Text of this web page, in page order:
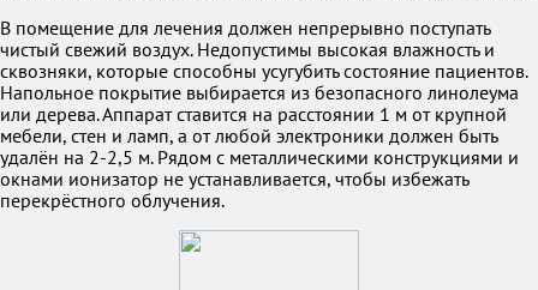
В помещение для лечения должен непрерывно поступать
чистый свежий воздух. Недопустимы высокая влажность и
сквозняки, которые способны усугубить состояние пациентов.
Напольное покрытие выбирается из безопасного линолеума
или дерева. Аппарат ставится на расстоянии 1 м от крупной
мебели, стен и ламп, а от любой электроники должен быть
удалён на 2-2,5 м. Рядом с металлическими конструкциями и
окнами ионизатор не устанавливается, чтобы избежать
перекрёстного облучения.